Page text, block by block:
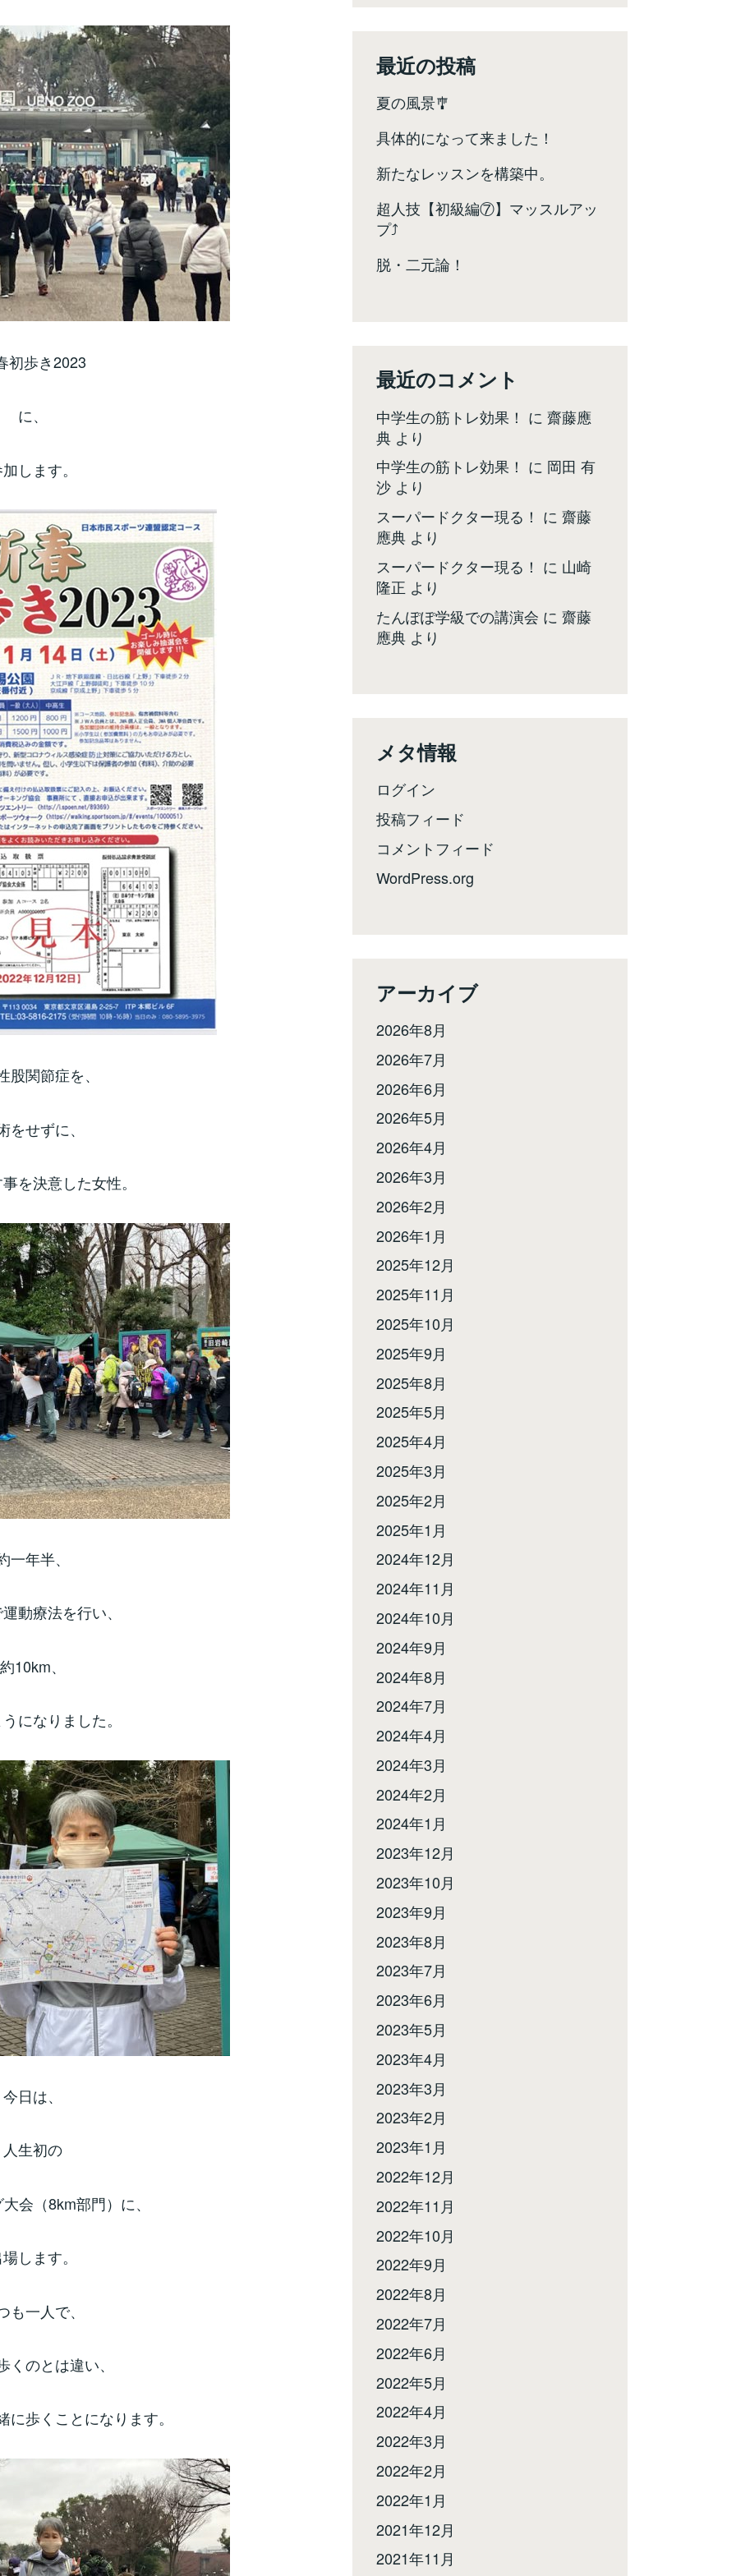
初歩き2023
に、
します。
股関節症を、
をせずに、
を決意した女性。
一年半、
動療法を行い、
約10km、
になりました。
今日は、
人生初の
会（8km部門）に、
します。
も一人で、
くのとは違い、
に歩くことになります。
最近の投稿
夏の風景🎐
具体的になって来ました！
新たなレッスンを構築中。
超人技【初級編⑦】マッスルアッ
プ⤴️
脱・二元論！
最近のコメント
中学生の筋トレ効果！ に 齋藤應
典 より
中学生の筋トレ効果！ に 岡田 有
沙 より
スーパードクター現る！ に 齋藤
應典 より
スーパードクター現る！ に 山崎
隆正 より
たんぽぽ学級での講演会 に 齋藤
應典 より
メタ情報
ログイン
投稿フィード
コメントフィード
WordPress.org
アーカイブ
2026年8月
2026年7月
2026年6月
2026年5月
2026年4月
2026年3月
2026年2月
2026年1月
2025年12月
2025年11月
2025年10月
2025年9月
2025年8月
2025年5月
2025年4月
2025年3月
2025年2月
2025年1月
2024年12月
2024年11月
2024年10月
2024年9月
2024年8月
2024年7月
2024年4月
2024年3月
2024年2月
2024年1月
2023年12月
2023年10月
2023年9月
2023年8月
2023年7月
2023年6月
2023年5月
2023年4月
2023年3月
2023年2月
2023年1月
2022年12月
2022年11月
2022年10月
2022年9月
2022年8月
2022年7月
2022年6月
2022年5月
2022年4月
2022年3月
2022年2月
2022年1月
2021年12月
2021年11月